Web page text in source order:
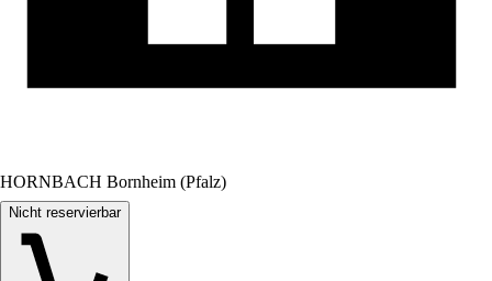
HORNBACH Bornheim (Pfalz)
Nicht reservierbar